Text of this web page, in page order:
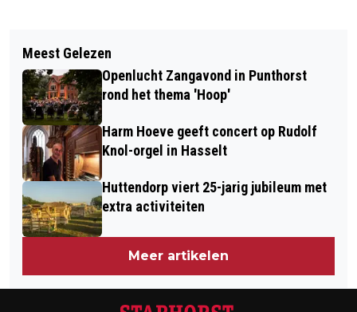
BEZOEK AAN PLUIMVEEBEDRIJF VAN
FAMILIE PIEL IN ROUVEEN
ONDERWATERDRONE BIJ
ZOEKACTIES, ONGEVALLEN EN
INSPECTIES
Meest Gelezen
Openlucht Zangavond in Punthorst
rond het thema 'Hoop'
Harm Hoeve geeft concert op Rudolf
Knol-orgel in Hasselt
Huttendorp viert 25-jarig jubileum met
extra activiteiten
Meer artikelen